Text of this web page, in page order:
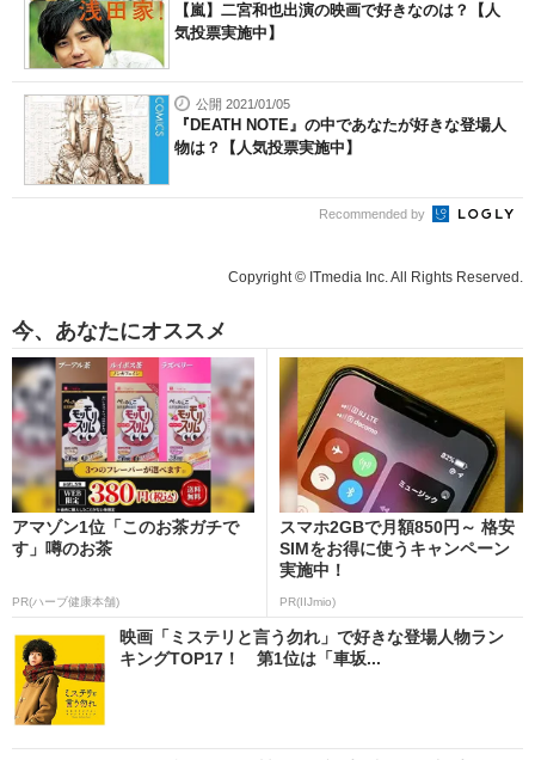
【嵐】二宮和也出演の映画で好きなのは？【人
気投票実施中】
公開 2021/01/05
『DEATH NOTE』の中であなたが好きな登場人
物は？【人気投票実施中】
Recommended by
Copyright © ITmedia Inc. All Rights Reserved.
今、あなたにオススメ
アマゾン1位「このお茶ガチで
す」噂のお茶
PR(ハーブ健康本舗)
スマホ2GBで月額850円～ 格安
SIMをお得に使うキャンペーン
実施中！
PR(IIJmio)
映画「ミステリと言う勿れ」で好きな登場人物ラン
キングTOP17！ 第1位は「車坂...